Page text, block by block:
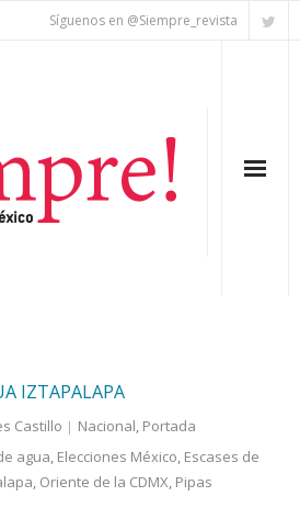
Síguenos en @Siempre_revista
IZTAPALAPA
Castillo Nacional, Portada
agua, Elecciones México, Escases de
, Oriente de la CDMX, Pipas